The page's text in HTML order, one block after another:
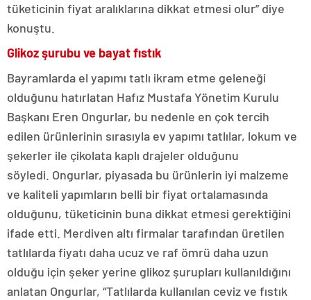
tüketicinin fiyat aralıklarına dikkat etmesi olur” diye
konuştu.
Glikoz şurubu ve bayat fıstık
Bayramlarda el yapımı tatlı ikram etme geleneği
olduğunu hatırlatan Hafız Mustafa Yönetim Kurulu
Başkanı Eren Ongurlar, bu nedenle en çok tercih
edilen ürünlerinin sırasıyla ev yapımı tatlılar, lokum ve
şekerler ile çikolata kaplı drajeler olduğunu
söyledi. Ongurlar, piyasada bu ürünlerin iyi malzeme
ve kaliteli yapımların belli bir fiyat ortalamasında
olduğunu, tüketicinin buna dikkat etmesi gerektiğini
ifade etti. Merdiven altı firmalar tarafından üretilen
tatlılarda fiyatı daha ucuz ve raf ömrü daha uzun
olduğu için şeker yerine glikoz şurupları kullanıldığını
anlatan Ongurlar, “Tatlılarda kullanılan ceviz ve fıstık